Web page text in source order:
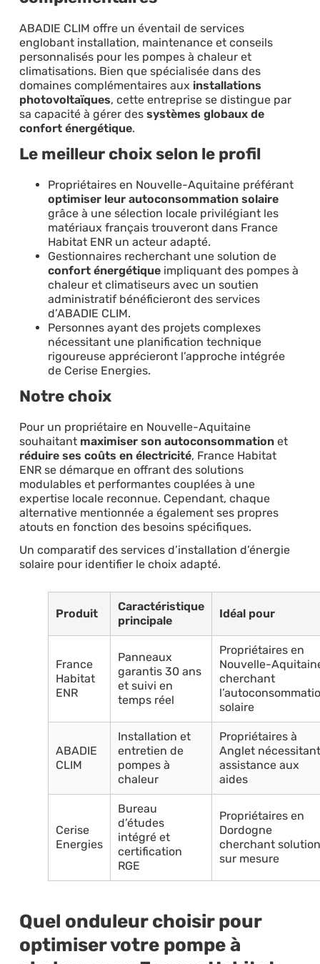
ABADIE CLIM offre un éventail de services
englobant installation, maintenance et conseils
personnalisés pour les pompes à chaleur et
climatisations. Bien que spécialisée dans des
domaines complémentaires aux installations
photovoltaïques, cette entreprise se distingue par
sa capacité à gérer des systèmes globaux de
confort énergétique.
Le meilleur choix selon le profil
Propriétaires en Nouvelle-Aquitaine préférant
optimiser leur autoconsommation solaire
grâce à une sélection locale privilégiant les
matériaux français trouveront dans France
Habitat ENR un acteur adapté.
Gestionnaires recherchant une solution de
confort énergétiqueimpliquant des pompes à
chaleur et climatiseurs avec un soutien
administratif bénéficieront des services
d’ABADIE CLIM.
Personnes ayant des projets complexes
nécessitant une planification technique
rigoureuse apprécieront l’approche intégrée
de Cerise Energies.
Notre choix
Pour un propriétaire en Nouvelle-Aquitaine
souhaitant maximiser son autoconsommationet
réduire ses coûts en électricité, France Habitat
ENR se démarque en offrant des solutions
modulables et performantes couplées à une
expertise locale reconnue. Cependant, chaque
alternative mentionnée a également ses propres
atouts en fonction des besoins spécifiques.
Un comparatif des services d’installation d’énergie
solaire pour identifier le choix adapté.
Produit
Caractéristique
principale
Idéal pour
France
Habitat
ENR
Panneaux
garantis 30 ans
et suivi en
temps réel
Propriétaires en
Nouvelle-
cherchant
solaire
ABADIE
CLIM
Installation et
entretien de
pompes à
chaleur
Propriétaires à
Anglet nécessitant
assistance aux
aides
Cerise
Energies
Bureau
d’études
intégré et
certification
RGE
Propriétaires en
Dordogne
cherchant
sur mesure
Quel onduleur choisir pour
optimiser votre pompe à